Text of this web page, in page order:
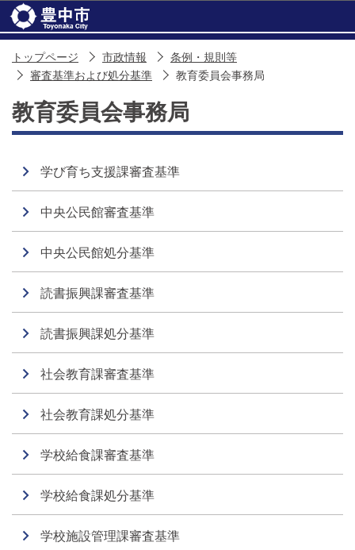
トップページ 市政情報
条例・規則等
審査基準および処分基準
教育委員会事務局
教育委員会事務局
学び育ち支援課審査基準
中央公民館審査基準
中央公民館処分基準
読書振興課審査基準
読書振興課処分基準
社会教育課審査基準
社会教育課処分基準
学校給食課審査基準
学校給食課処分基準
学校施設管理課審査基準